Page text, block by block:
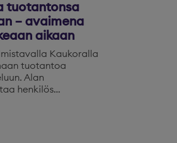
tuotantonsa
– avaimena
aikaan
Kaukoralla
tuotantoa
Alan
henkilös…